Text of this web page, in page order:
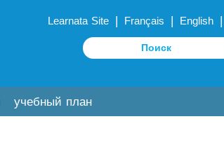
Learnata Site | Français | English |
учебный план